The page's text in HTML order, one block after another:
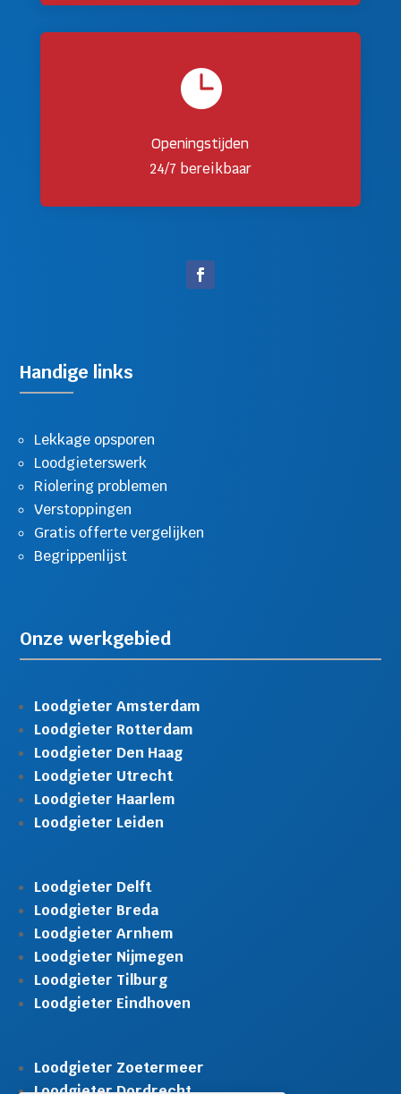

Openingstijden
24/7 bereikbaar
Handige links
Lekkage opsporen
Loodgieterswerk
Riolering problemen
Verstoppingen
Gratis offerte vergelijken
Begrippenlijst
Onze werkgebied
Loodgieter Amsterdam
Loodgieter Rotterdam
Loodgieter Den Haag
Loodgieter Utrecht
Loodgieter Haarlem
Loodgieter Leiden
Loodgieter Delft
Loodgieter Breda
Loodgieter Arnhem
Loodgieter Nijmegen
Loodgieter Tilburg
Loodgieter Eindhoven
Loodgieter Zoetermeer